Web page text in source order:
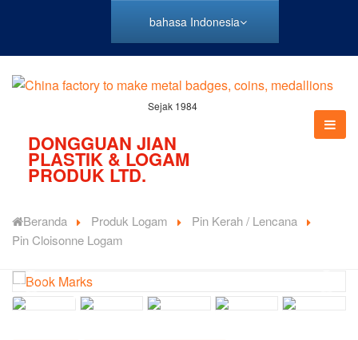
bahasa Indonesia
Sejak 1984
DONGGUAN JIAN
PLASTIK & LOGAM
PRODUK LTD.
Beranda Produk Logam
Pin Kerah / Lencana
Pin Cloisonne Logam